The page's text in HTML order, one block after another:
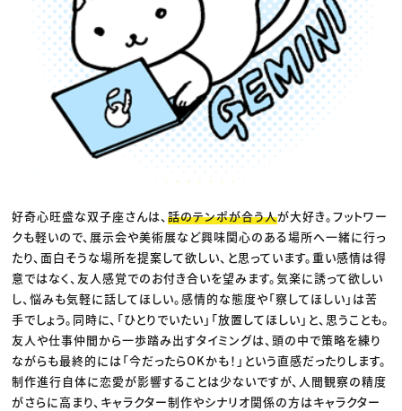
好奇心旺盛な双子座さんは、話のテンポが合う人が大好き。フットワー
クも軽いので、展示会や美術展など興味関心のある場所へ一緒に行っ
たり、面白そうな場所を提案して欲しい、と思っています。重い感情は得
意ではなく、友人感覚でのお付き合いを望みます。気楽に誘って欲しい
し、悩みも気軽に話してほしい。感情的な態度や「察してほしい」は苦
手でしょう。同時に、「ひとりでいたい」「放置してほしい」と、思うことも。
友人や仕事仲間から一歩踏み出すタイミングは、頭の中で策略を練り
ながらも最終的には「今だったらOKかも！」という直感だったりします。
制作進行自体に恋愛が影響することは少ないですが、人間観察の精度
がさらに高まり、キャラクター制作やシナリオ関係の方はキャラクター